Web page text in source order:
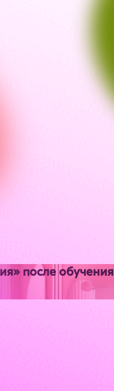
после обучения